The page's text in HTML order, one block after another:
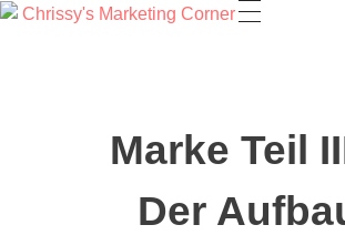
Marke Teil
Der